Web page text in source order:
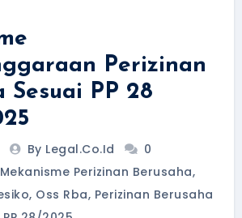
Perizinan
Sesuai PP 28
By Legal.Co.id
0
Mekanisme Perizinan Berusaha,
, Oss Rba, Perizinan Berusaha